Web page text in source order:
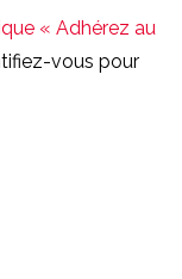
« Adhérez au
vous pour